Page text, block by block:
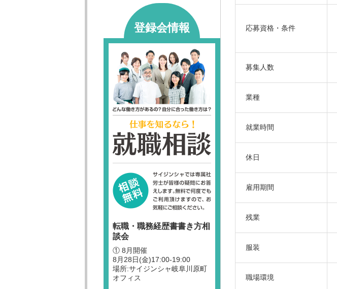
応募資格・条件
募集人数
業種
就業時間
休日
雇用期間
残業
服装
職場環境
登録会情報
転職・職務経歴書書き方相
談会
① 8月開催
8月28日(金)17:00-19:00
場所:サイジンシャ岐阜川原町
オフィス